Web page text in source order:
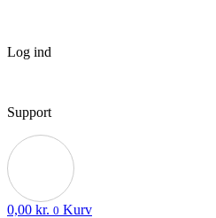
Log ind
Support
0,00 kr. 0 Kurv